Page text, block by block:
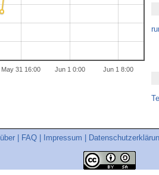
May 31 16:00 Jun 1 0:00 Jun 1 8:00
über FAQ Impressum